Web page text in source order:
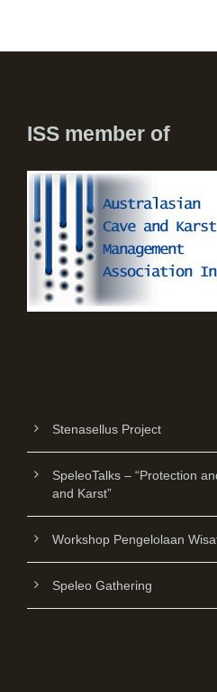
ISS member of
Stenasellus Project
SpeleoTalks – “Protection
and Karst”
Workshop Pengelolaan
Speleo Gathering